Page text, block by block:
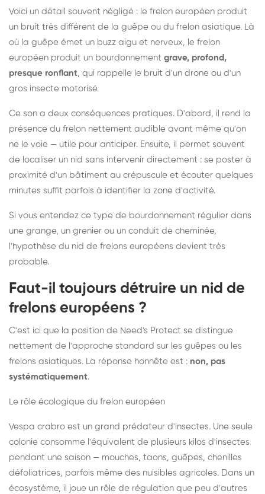
Voici un détail souvent négligé : le frelon européen produit
un bruit très différent de la guêpe ou du frelon asiatique. Là
où la guêpe émet un buzz aigu et nerveux, le frelon
européen produit un bourdonnement grave, profond,
presque ronflant, qui rappelle le bruit d'un drone ou d'un
gros insecte motorisé.
Ce son a deux conséquences pratiques. D'abord, il rend la
présence du frelon nettement audible avant même qu'on
ne le voie — utile pour anticiper. Ensuite, il permet souvent
de localiser un nid sans intervenir directement : se poster à
proximité d'un bâtiment au crépuscule et écouter quelques
minutes suffit parfois à identifier la zone d'activité.
Si vous entendez ce type de bourdonnement régulier dans
une grange, un grenier ou un conduit de cheminée,
l'hypothèse du nid de frelons européens devient très
probable.
Faut-il toujours détruire un nid de
frelons européens ?
C'est ici que la position de Need's Protect se distingue
nettement de l'approche standard sur les guêpes ou les
frelons asiatiques. La réponse honnête est : non, pas
systématiquement.
Le rôle écologique du frelon européen
Vespa crabro est un grand prédateur d'insectes. Une seule
colonie consomme l'équivalent de plusieurs kilos d'insectes
pendant une saison — mouches, taons, guêpes, chenilles
défoliatrices, parfois même des nuisibles agricoles. Dans un
écosystème, il joue un rôle de régulation que peu d'autres